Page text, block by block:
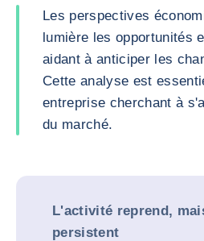
Les perspectives
lumière les opportunités
aidant à anticiper les
Cette analyse est
entreprise cherchant à
du marché.
L'activité reprend,
persistent